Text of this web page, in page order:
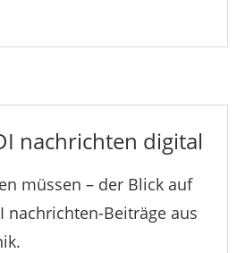
nachrichten digital
müssen – der Blick auf
nachrichten-Beiträge aus